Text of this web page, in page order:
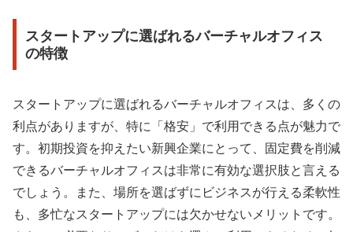
スタートアップに選ばれるバーチャルオフィス
の特徴
スタートアップに選ばれるバーチャルオフィスは、多くの
利点がありますが、特に「格安」で利用できる点が魅力で
す。初期投資を抑えたい新興企業にとって、固定費を削減
できるバーチャルオフィスは非常に有効な選択肢と言える
でしょう。また、場所を選ばずにビジネスが行える柔軟性
も、多忙なスタートアップには欠かせないメリットです。